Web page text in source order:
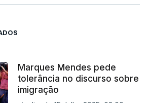
Marques Mendes pede
tolerância no discurso sobre
imigração